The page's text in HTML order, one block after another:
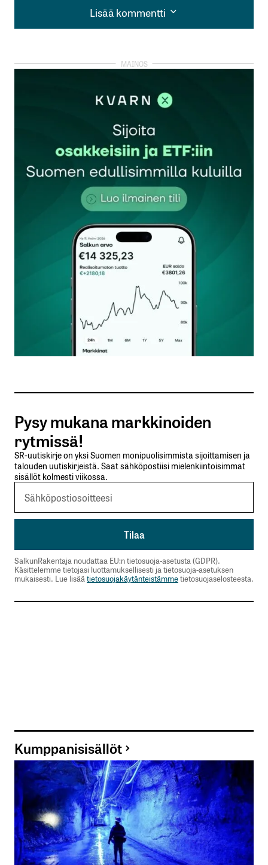
Lisää kommentti
Lisää kommentti
kirjautua
rekisteröityä
Sähköpostiosoitettasi ei julkaista.Pakolliset
kentät on merkitty*
Kommentti*
Nimesi tai nimimerkkisi
Sähköpostiosoitteesi
Tilaa SalkunRakentajan uutiskirje
Lähetä kommentti
Pysy mukana markkinoiden
rytmissä!
SR-uutiskirje on yksi Suomen monipuolisimmista sijoittamisen ja
talouden uutiskirjeistä. Saat sähköpostiisi mielenkiintoisimmat
sisällöt kolmesti viikossa.
SalkunRakentaja noudattaa EU:n tietosuoja-asetusta (GDPR).
Käsittelemme tietojasi luottamuksellisesti ja tietosuoja-asetuksen
mukaisesti. Lue lisää tietosuojakäytänteistämmetietosuojaselosteesta.
Kumppanisisällöt